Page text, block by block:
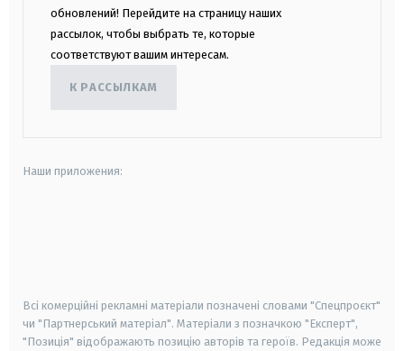
обновлений! Перейдите на страницу наших
рассылок, чтобы выбрать те, которые
соответствуют вашим интересам.
К РАССЫЛКАМ
Наши приложения:
Всі комерційні рекламні матеріали позначені словами "Спецпроєкт"
чи "Партнерський матеріал". Матеріали з позначкою "Експерт",
"Позиція" відображають позицію авторів та героїв. Редакція може